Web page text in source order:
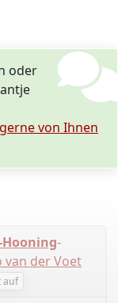
oder
von Ihnen
Hooning-
van der Voet
auf